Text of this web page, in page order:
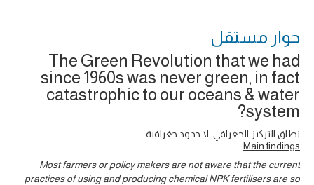
حوار ‎مستقل
The Green Revolution that we had
since 1960s was never green, in fact
catastrophic to our oceans & water
system?
نطاق التركيز الجغرافي: لا حدود جغرافية
Main findings
Most farmers or policy makers are not aware that the current
practices of using and producing chemical NPK fertilisers are so